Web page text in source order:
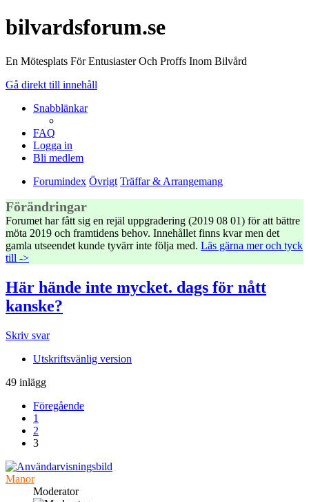
bilvardsforum.se
En Mötesplats För Entusiaster Och Proffs Inom Bilvård
Gå direkt till innehåll
Snabblänkar
FAQ
Logga in
Bli medlem
Forumindex Övrigt Träffar & Arrangemang
Förändringar
Forumet har fått sig en rejäl uppgradering (2019 08 01) för att bättre
möta 2019 och framtidens behov. Innehållet finns kvar men det
gamla utseendet kunde tyvärr inte följa med. Läs gärna mer och tyck
till ->
Här hände inte mycket. dags för nått
kanske?
Skriv svar
Utskriftsvänlig version
49 inlägg
Föregående
1
2
3
Manor
Moderator